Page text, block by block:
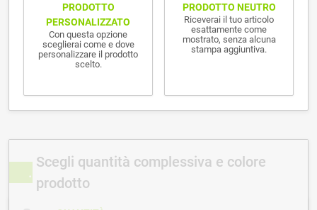
PRODOTTO
PERSONALIZZATO
Con questa opzione
sceglierai come e dove
personalizzare il prodotto
scelto.
PRODOTTO NEUTRO
Riceverai il tuo articolo
esattamente come
mostrato, senza alcuna
stampa aggiuntiva.
Scegli quantità complessiva e colore
prodotto